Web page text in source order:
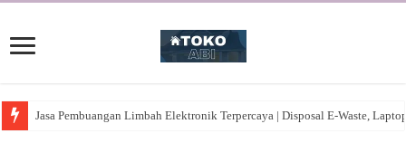
Jasa Pembuangan Limbah Elektronik Terpercaya | Disposal E-Waste,